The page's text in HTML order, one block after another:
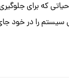
که برای
سیستم را در خود